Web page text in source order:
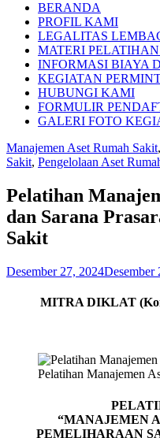
BERANDA
PROFIL KAMI
LEGALITAS
MATERI
INFORMASI BIAYA
KEGIATAN
HUBUNGI KAMI
FORMULIR
GALERI FOTO
Manajemen Aset Rumah Sakit,
Sakit, Pengelolaan Aset
Pelatihan
dan Sarana
Sakit
Desember 27, 2024Desember
MITRA DIKLAT
Pelatihan Manajemen
“MANAJEMEN
PEMELIHARAAN